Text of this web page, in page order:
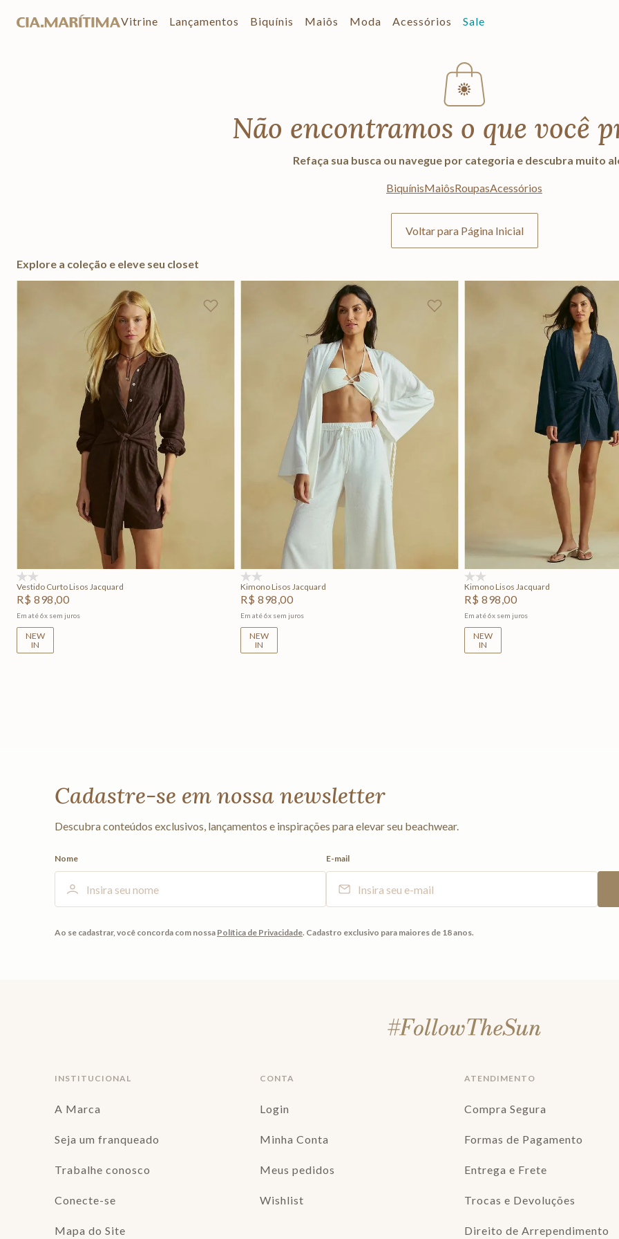
Vitrine Lançamentos Biquínis Maiôs Moda Acessórios Sale
Não encontramos o que você
Refaça sua busca ou navegue por categoria e descubra muito
BiquínisMaiôsRoupasAcessórios
Voltar para Página Inicial
Explore a coleção e eleve seu closet
P M G
Adicionar na sacola
Vestido Curto Lisos Jacquard
R$ 898,00
Em até6x sem juros
NEW
IN
Kimono Lisos Jacquard
R$ 898,00
Em até6x sem juros
NEW
IN
Adicionar na sacola
Kimono Lisos Jacquard
R$ 898,00
Em até6x sem juros
NEW
IN
Cadastre-se em nossa newsletter
Descubra conteúdos exclusivos, lançamentos e inspirações para elevar seu beachwear.
Nome E-mail
Ao se cadastrar, você concorda com nossa Política de Privacidade. Cadastro exclusivo para maiores de 18 anos.
INSTITUCIONAL
A Marca
Seja um franqueado
Trabalhe conosco
Conecte-se
Mapa do Site
CONTA
Login
Minha Conta
Meus pedidos
Wishlist
ATENDIMENTO
Compra Segura
Formas de Pagamento
Entrega e Frete
Trocas e Devoluções
Direito de Arrependimento